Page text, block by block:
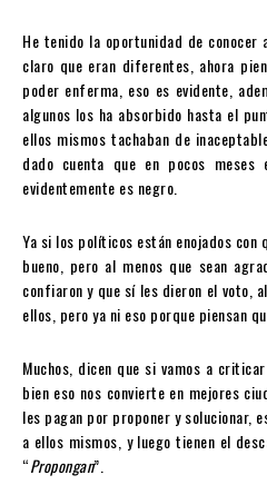
He tenido la oportunidad de conocer
claro que eran diferentes, ahora
poder enferma, eso es evidente,
algunos los ha absorbido hasta el
ellos mismos tachaban de
dado cuenta que en pocos
evidentemente es negro.
Ya si los políticos están enojados con
bueno, pero al menos que sean
confiaron y que sí les dieron el voto,
ellos, pero ya ni eso porque piensan
Muchos, dicen que si vamos a
bien eso nos convierte en mejores
les pagan por proponer y solucionar,
a ellos mismos, y luego tienen el
“Propongan”.